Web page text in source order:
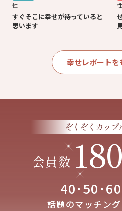
性
すぐそこに幸せが待っていると
思います
性
幸せレポートを
ぞくぞくカップ
会員数 180
40･50･60
話題のマッチン